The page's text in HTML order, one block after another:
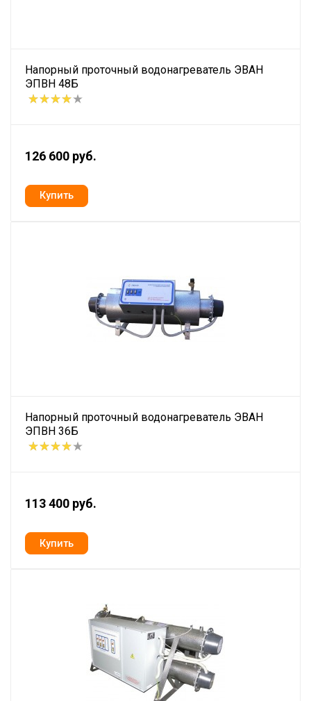
Напорный проточный водонагреватель ЭВАН
ЭПВН 48Б
126 600 руб.
Напорный проточный водонагреватель ЭВАН
ЭПВН 36Б
113 400 руб.